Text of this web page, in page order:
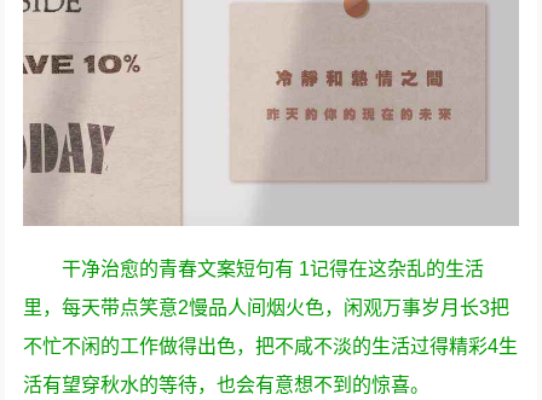
干净治愈的青春文案短句有 1记得在这杂乱的生活
里，每天带点笑意2慢品人间烟火色，闲观万事岁月长3把
不忙不闲的工作做得出色，把不咸不淡的生活过得精彩4生
活有望穿秋水的等待，也会有意想不到的惊喜。